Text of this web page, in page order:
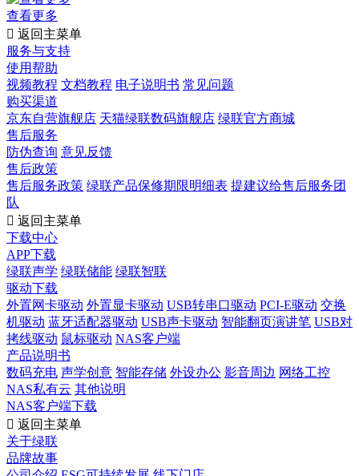
查看更多
 返回主菜单
服务与支持
使用帮助
视频教程 文档教程 电子说明书 常见问题
购买渠道
京东自营旗舰店 天猫绿联数码旗舰店 绿联官方商城
售后服务
防伪查询 意见反馈
售后政策
售后服务政策 绿联产品保修期限明细表 提建议给售后服务团
队
 返回主菜单
下载中心
APP下载
绿联声学 绿联储能 绿联智联
驱动下载
外置网卡驱动 外置显卡驱动 USB转串口驱动 PCI-E驱动 交换
机驱动 蓝牙适配器驱动 USB声卡驱动 智能翻页演讲笔 USB对
拷线驱动 鼠标驱动 NAS客户端
产品说明书
数码充电 声学创意 智能存储 外设办公 影音周边 网络工控
NAS私有云 其他说明
NAS客户端下载
 返回主菜单
关于绿联
品牌故事